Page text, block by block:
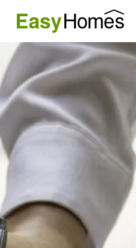
INŽENÝRING